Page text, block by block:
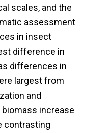
scales, and the
assessment
in insect
difference in
differences in
largest from
and
increase
contrasting